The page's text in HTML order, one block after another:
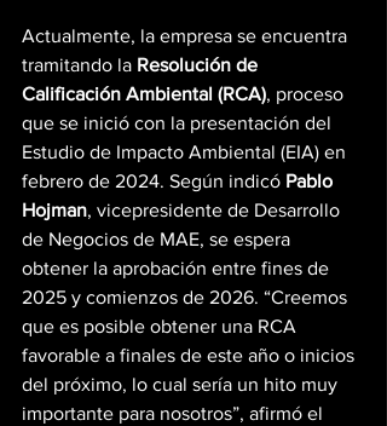
Actualmente, la empresa se encuentra
tramitando la Resolución de
Calificación Ambiental (RCA), proceso
que se inició con la presentación del
Estudio de Impacto Ambiental (EIA) en
febrero de 2024. Según indicó Pablo
Hojman, vicepresidente de Desarrollo
de Negocios de MAE, se espera
obtener la aprobación entre fines de
2025 y comienzos de 2026. “Creemos
que es posible obtener una RCA
favorable a finales de este año o inicios
del próximo, lo cual sería un hito muy
importante para nosotros”, afirmó el